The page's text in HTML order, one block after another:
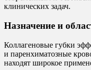
клинических задач.
Назначение и
Коллагеновые губки
и паренхиматозные
находят широкое